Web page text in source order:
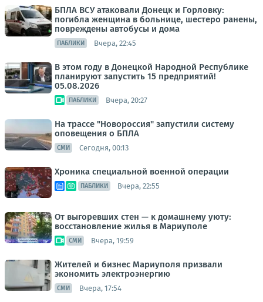
БПЛА ВСУ атаковали Донецк и Горловку:
погибла женщина в больнице, шестеро ранены,
повреждены автобусы и дома
ПАБЛИКИ Вчера, 22:45
В этом году в Донецкой Народной Республике
планируют запустить 15 предприятий!
05.08.2026
ПАБЛИКИ Вчера, 20:27
На трассе "Новороссия" запустили систему
оповещения о БПЛА
СМИ Сегодня, 00:13
Хроника специальной военной операции
ПАБЛИКИ Вчера, 22:55
От выгоревших стен — к домашнему уюту:
восстановление жилья в Мариуполе
СМИ Вчера, 19:59
Жителей и бизнес Мариуполя призвали
экономить электроэнергию
СМИ Вчера, 17:54